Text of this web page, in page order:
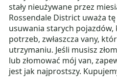
stały nieużywane przez
Rossendale District uważa
usuwania starych pojazdów,
potrzeb, zwłaszcza vany,
utrzymaniu. Jeśli musisz
lub złomować mój van,
jest jak najprostszy.